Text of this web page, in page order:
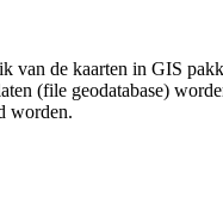
de kaarten in GIS
(file geodatabase)
worden.